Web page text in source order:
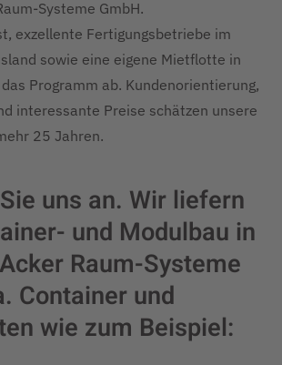
Systeme GmbH.
exzellente Fertigungsbetriebe im
sowie eine eigene Mietflotte in
Programm ab. Kundenorientierung,
interessante Preise schätzen unsere
25 Jahren.
uns an. Wir liefern
und Modulbau in
Raum-Systeme
Container und
wie zum Beispiel: